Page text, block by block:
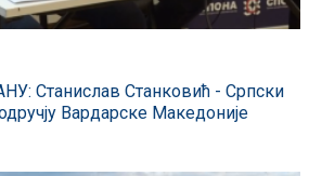
Станислав Станковић - Српски
Вардарске Македоније